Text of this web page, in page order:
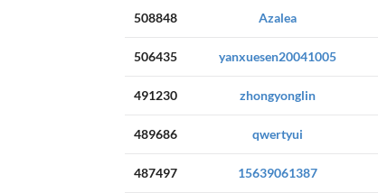
508848 Azalea
506435 yanxuesen20041005
491230 zhongyonglin
489686 qwertyui
487497 15639061387